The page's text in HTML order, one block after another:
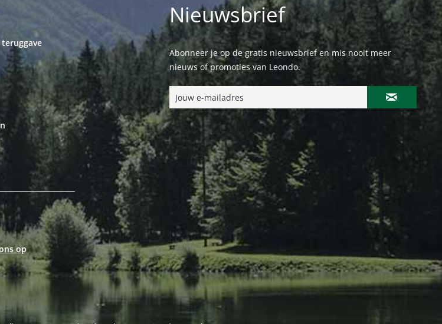
op
Nieuwsbrief
Abonneer je op de gratis nieuwsbrief en mis nooit meer
nieuws of promoties van Leondo.